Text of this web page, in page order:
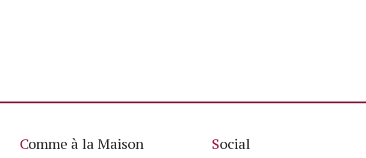
Comme à la Maison Social